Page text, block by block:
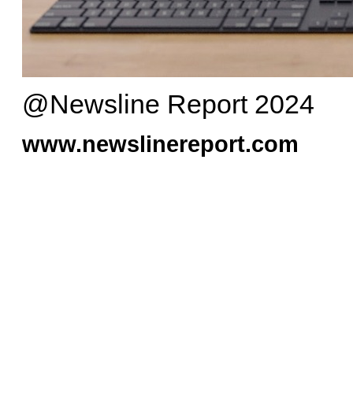
@Newsline Report 2024
www.newslinereport.com